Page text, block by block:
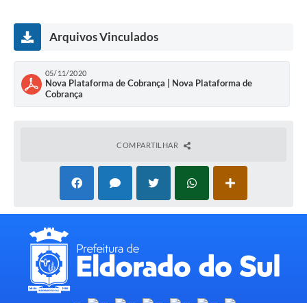
Arquivos Vinculados
05/11/2020
Nova Plataforma de Cobrança | Nova Plataforma de
Cobrança
COMPARTILHAR